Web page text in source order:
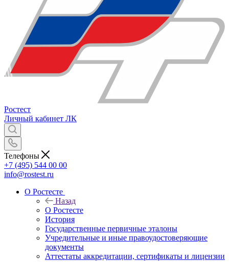
Ростест
Личный кабинет ЛК
Телефоны
+7 (495) 544 00 00
info@rostest.ru
О Ростесте
Назад
О Ростесте
История
Государственные первичные эталоны
Учредительные и иные правоудостоверяющие
документы
Аттестаты аккредитации, сертификаты и лицензии